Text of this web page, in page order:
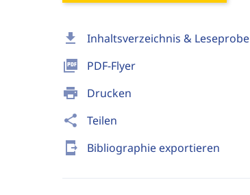
download Inhaltsverzeichnis & Leseprobe
picture_as_pdf PDF-Flyer
print Drucken
share Teilen
send_to_mobile Bibliographie exportieren